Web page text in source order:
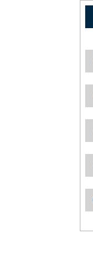
（需提前预约）